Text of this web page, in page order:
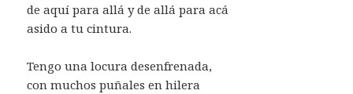
de aquí para allá y de allá para acá
asido a tu cintura.
Tengo una locura desenfrenada,
con muchos puñales en hilera